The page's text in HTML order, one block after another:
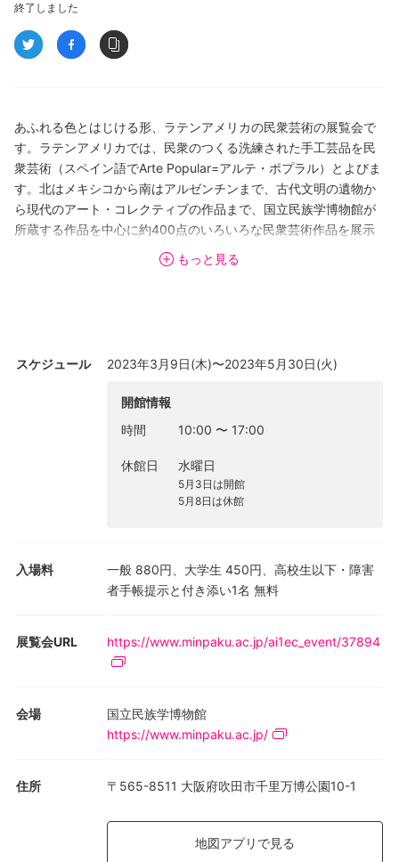
終了しました
あふれる色とはじける形、ラテンアメリカの民衆芸術の展覧会で
す。ラテンアメリカでは、民衆のつくる洗練された手工芸品を民
衆芸術（スペイン語でArte Popular=アルテ・ポプラル）とよびま
す。北はメキシコから南はアルゼンチンまで、古代文明の遺物か
ら現代のアート・コレクティブの作品まで、国立民族学博物館が
所蔵する作品を中心に約400点のいろいろな民衆芸術作品を展示
特別展では、なぜラテンアメリカの民衆芸術はこれほど多様なの
文化の多様性をはぐくむためには何が大切か。ラテンアメリカの
さまざまな民衆芸術に触れながら考えてみましょう。
もっと見る
スケジュール 2023年3月9日(木)〜2023年5月30日(火)
開館情報
時間
10:00 〜 17:00
休館日 水曜日
5月3日は開館
5月8日は休館
入場料
一般 880円、大学生 450円、高校生以下・障害
者手帳提示と付き添い1名 無料
展覧会URL https://www.minpaku.ac.jp/ai1ec_event/37894
会場
国立民族学博物館
https://www.minpaku.ac.jp/
住所 〒565-8511 大阪府吹田市千里万博公園10-1
地図アプリで見る